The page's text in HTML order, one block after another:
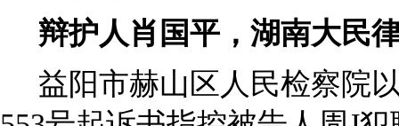
辩护人肖国平，湖南大民
益阳市赫山区人民检察院